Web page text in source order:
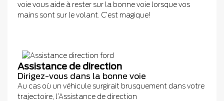
voie vous aide à rester sur la bonne voie lorsque vos
mains sont sur le volant. C’est magique!
Assistance de direction
Dirigez-vous dans la bonne voie
Au cas où un véhicule surgirait brusquement dans votre
trajectoire, l’Assistance de direction